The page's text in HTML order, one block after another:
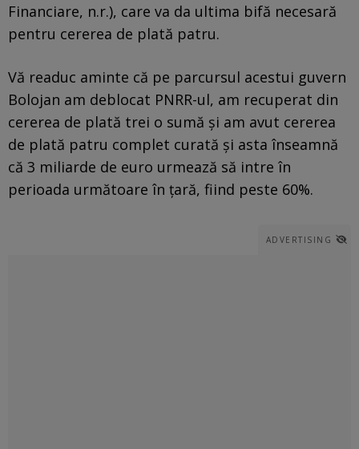
Financiare, n.r.), care va da ultima bifă necesară
pentru cererea de plată patru.
Vă readuc aminte că pe parcursul acestui guvern
Bolojan am deblocat PNRR-ul, am recuperat din
cererea de plată trei o sumă și am avut cererea
de plată patru complet curată și asta înseamnă
că 3 miliarde de euro urmează să intre în
perioada următoare în țară, fiind peste 60%.
ADVERTISING